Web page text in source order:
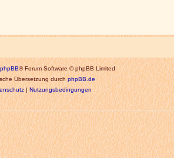
phpBB® Forum Software © phpBB Limited
Übersetzung durchphpBB.de
|Nutzungsbedingungen